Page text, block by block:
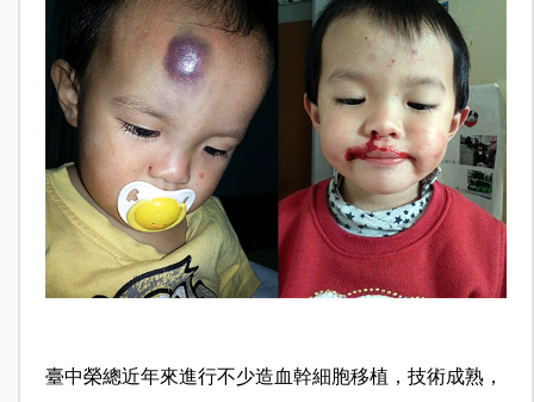
臺中榮總近年來進行不少造血幹細胞移植，技術成熟，